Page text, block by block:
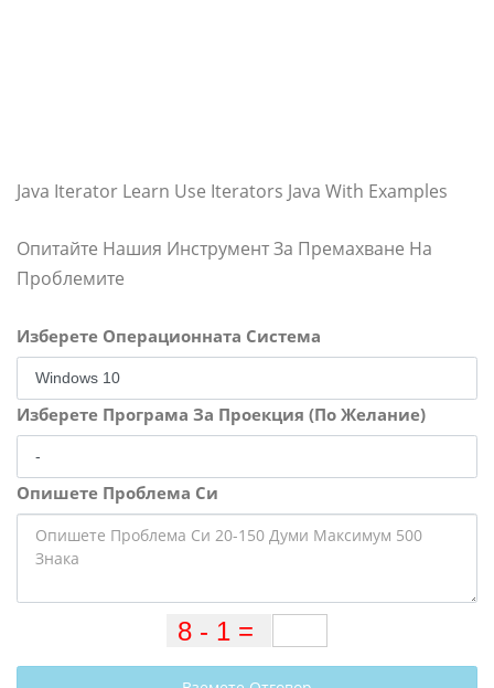
Java Iterator Learn Use Iterators Java With Examples
Опитайте Нашия Инструмент За Премахване На
Проблемите
Изберете Операционната Система
Изберете Програма За Проекция (По Желание)
Опишете Проблема Си